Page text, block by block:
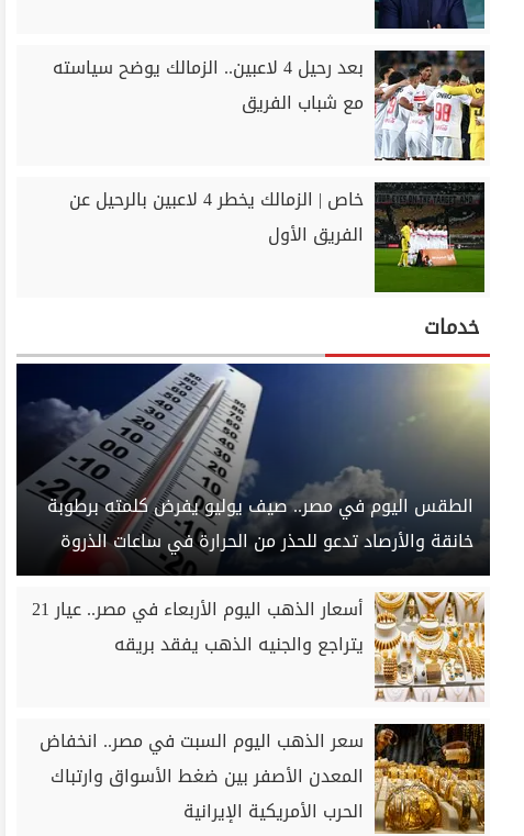
بعد رحيل 4 لاعبين.. الزمالك يوضح سياسته
مع شباب الفريق
خاص | الزمالك يخطر 4 لاعبين بالرحيل عن
الفريق الأول
خدمات
الطقس اليوم في مصر.. صيف يوليو يفرض كلمته برطوبة
خانقة والأرصاد تدعو للحذر من الحرارة في ساعات الذروة
أسعار الذهب اليوم الأربعاء في مصر.. عيار 21
يتراجع والجنيه الذهب يفقد بريقه
سعر الذهب اليوم السبت في مصر.. انخفاض
المعدن الأصفر بين ضغط الأسواق وارتباك
الحرب الأمريكية الإيرانية